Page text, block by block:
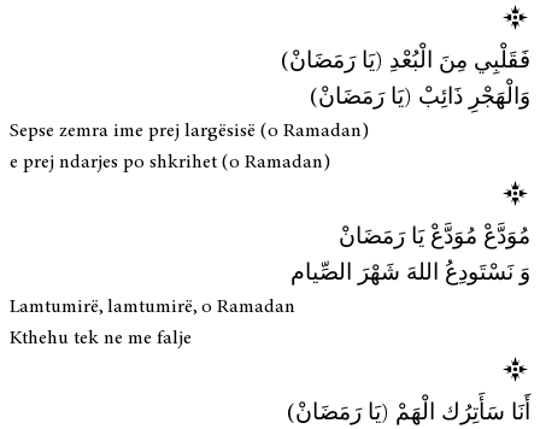
فَقَلْبِي مِنَ الْبُعْدِ (يَا رَمَضَانْ)
وَالْهَجْرِ ذَائِبْ (يَا رَمَضَانْ)
Sepse zemra ime prej largësisë (o Ramadan)
e prej ndarjes po shkrihet (o Ramadan)
مُوَدَّعْ مُوَدَّعْ يَا رَمَضَانْ
وَ نَسْتَودِعُ اللهَ شَهْرَ الصِّيام
Lamtumirë, lamtumirë, o Ramadan
Kthehu tek ne me falje
أَنَا سَأَتِرُك الْهَمْ (يَا رَمَضَانْ)